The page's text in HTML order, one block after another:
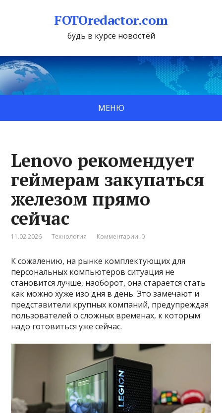
FOTOredactor.com
будь в курсе новостей
МЕНЮ
Lenovo рекомендует
геймерам закупаться
железом прямо
сейчас
11.02.2026 Технология Комментарии: 0
К сожалению, на рынке комплектующих для
персональных компьютеров ситуация не
становится лучше, наоборот, она старается стать
как можно хуже изо дня в день. Это замечают и
представители крупных компаний, предупреждая
пользователей о сложных временах, к которым
надо готовиться уже сейчас.